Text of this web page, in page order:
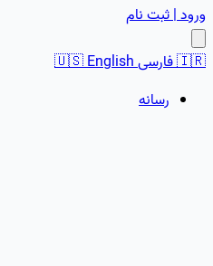
ورود | ثبت نام
🇮🇷فارسی 🇺🇸English
رسانه